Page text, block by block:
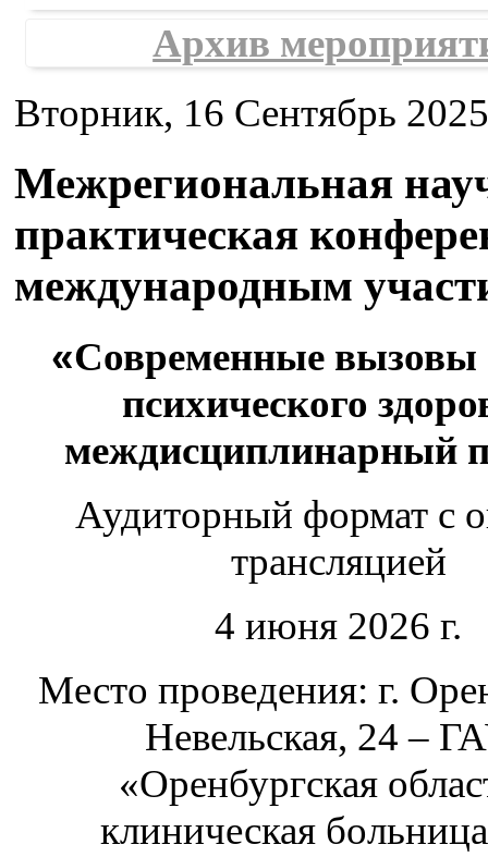
Архив
Вторник, 16 Сентябрь
Межрегиональная
практическая
международным
«Современные вызовы
психического
междисциплинарный
Аудиторный формат с
трансляцией
4 июня 2026 г.
Место проведения: г.
Невельская, 24 –
«Оренбургская
клиническая